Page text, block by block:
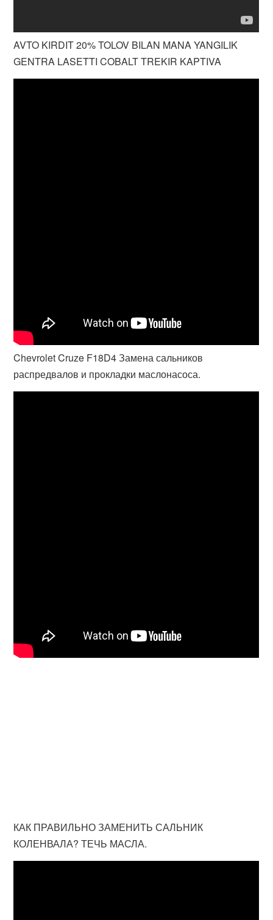
AVTO KIRDIT 20% TOLOV BILAN MANA YANGILIK
GENTRA LASETTI COBALT TREKIR KAPTIVA
Chevrolet Cruze F18D4 Замена сальников
распредвалов и прокладки маслонасоса.
КАК ПРАВИЛЬНО ЗАМЕНИТЬ САЛЬНИК
КОЛЕНВАЛА? ТЕЧЬ МАСЛА.